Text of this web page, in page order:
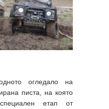
огледало на
писта, на която
етап от